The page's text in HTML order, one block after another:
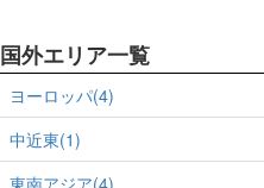
国外エリア一覧
ヨーロッパ(4)
中近東(1)
東南アジア(4)